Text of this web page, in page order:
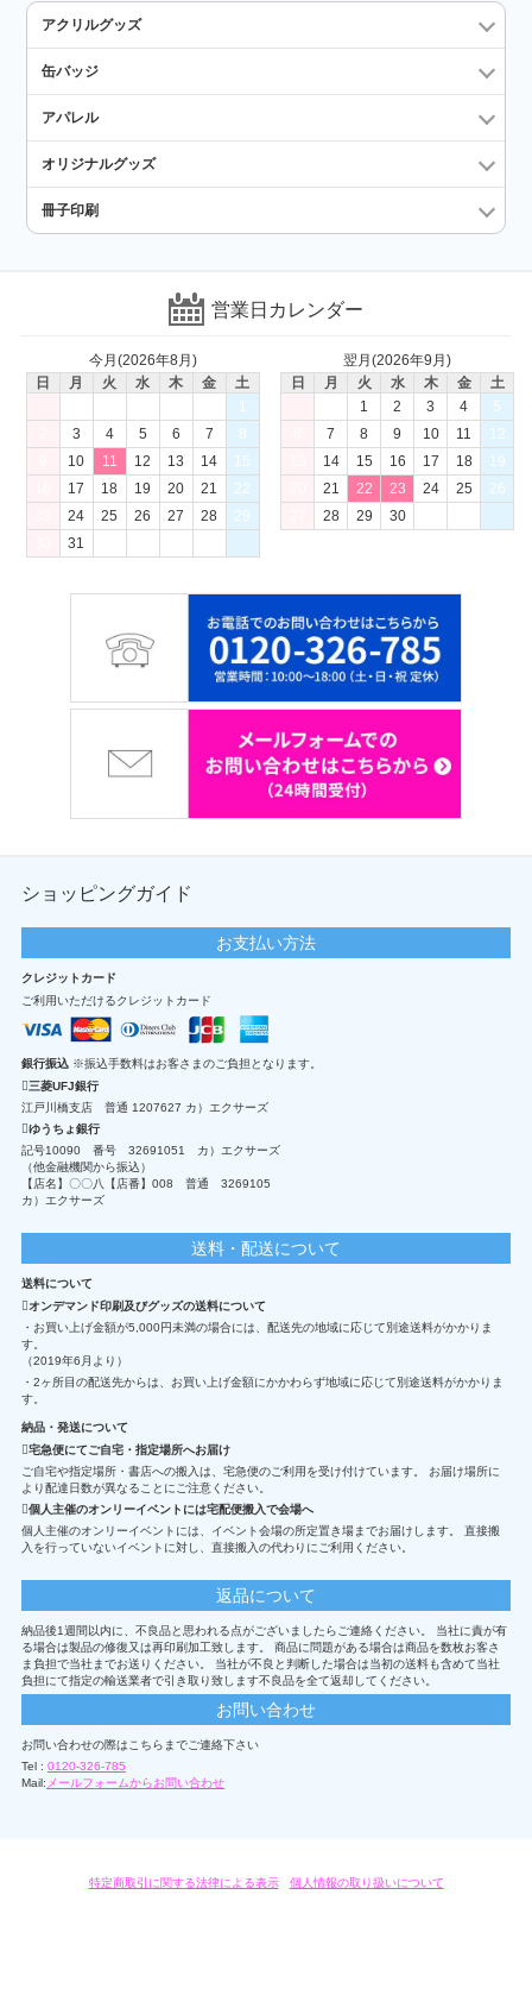
アクリルグッズ
缶バッジ
アパレル
オリジナルグッズ
冊子印刷
営業日カレンダー
今月(2026年8月)
日
月 火 水 木 金
土
1
3 4 5 6 7
8
10 11 12 13 14
15
17 18 19 20 21
22
24 25 26 27 28
29
31
翌月(2026年9月)
日
月 火 水 木 金
土
1
2 3 4
5
7 8 9 10 11
12
14 15 16 17 18
19
21 22 23 24 25
26
28 29 30
ショッピングガイド
お支払い方法
クレジットカード
ご利用いただけるクレジットカード
銀行振込 ※振込手数料はお客さまのご負担となります。
三菱UFJ銀行
江戸川橋支店 普通 1207627 カ）エクサーズ
ゆうちょ銀行
記号10090 番号 32691051 カ）エクサーズ
（他金融機関から振込）
【店名】〇〇八【店番】008 普通 3269105
カ）エクサーズ
送料・配送について
送料について
オンデマンド印刷及びグッズの送料について
・お買い上げ金額が5,000円未満の場合には、配送先の地域に応じて別途送料がかかりま
す。
（2019年6月より）
・2ヶ所目の配送先からは、お買い上げ金額にかかわらず地域に応じて別途送料がかかりま
す。
納品・発送について
宅急便にてご自宅・指定場所へお届け
ご自宅や指定場所・書店への搬入は、宅急便のご利用を受け付けています。 お届け場所に
より配達日数が異なることにご注意ください。
個人主催のオンリーイベントには宅配便搬入で会場へ
個人主催のオンリーイベントには、イベント会場の所定置き場までお届けします。 直接搬
入を行っていないイベントに対し、直接搬入の代わりにご利用ください。
返品について
納品後1週間以内に、不良品と思われる点がございましたらご連絡ください。 当社に責が有
る場合は製品の修復又は再印刷加工致します。 商品に問題がある場合は商品を数枚お客さ
ま負担で当社までお送りください。 当社が不良と判断した場合は当初の送料も含めて当社
負担にて指定の輸送業者で引き取り致します不良品を全て返却してください。
お問い合わせ
お問い合わせの際はこちらまでご連絡下さい
Tel : 0120-326-785
Mail: メールフォームからお問い合わせ
特定商取引に関する法律による表示/ 個人情報の取り扱いについて